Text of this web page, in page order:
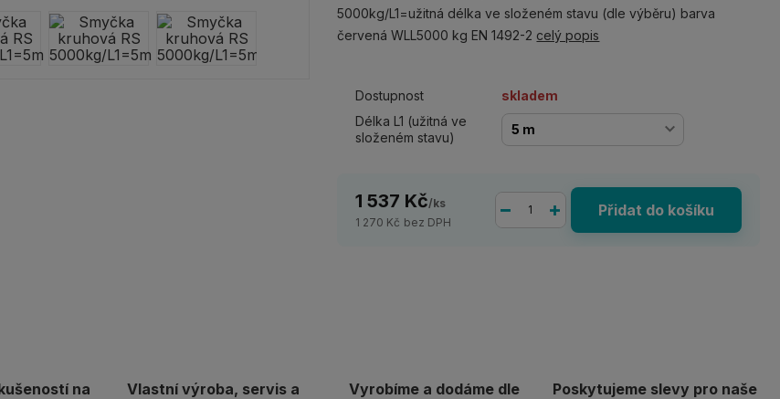
5000kg/L1=užitná délka ve složeném stavu (dle výběru) barva
červená WLL5000 kg EN 1492-2 celý popis
Dostupnost
skladem
Délka L1 (užitná ve
složeném stavu)
1 537 Kč/ks
1 270 Kč bez DPH
Přidat do košíku
na
Vlastní výroba, servis a
Vyrobíme a dodáme dle
Poskytujeme slevy pro naše